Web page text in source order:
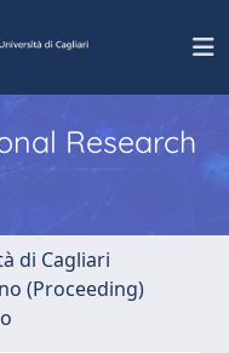
Research
di Cagliari
(Proceeding)